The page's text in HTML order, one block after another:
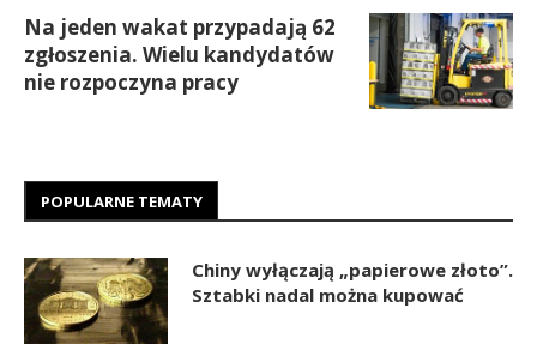
Na jeden wakat przypadają 62
zgłoszenia. Wielu kandydatów
nie rozpoczyna pracy
POPULARNE TEMATY
Chiny wyłączają „papierowe złoto”.
Sztabki nadal można kupować